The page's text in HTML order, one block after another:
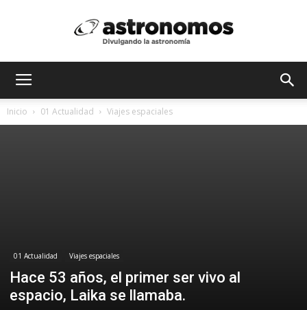
Inicio 01 Actualidad Viajes espaciales
01 Actualidad Viajes espaciales
Hace 53 años, el primer ser vivo al
espacio, Laika se llamaba.